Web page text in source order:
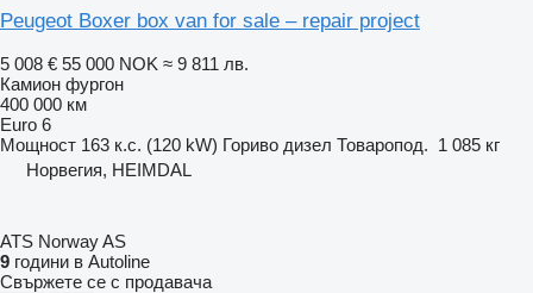
Peugeot Boxer box van for sale – repair project
5 008 € 55 000 NOK ≈ 9 811 лв.
Камион фургон
400 000 км
Euro 6
Мощност 163 к.с. (120 kW) Гориво дизел Товаропод. 1 085 кг
Норвегия, HEIMDAL
ATS Norway AS
9 години в Autoline
Свържете се с продавача